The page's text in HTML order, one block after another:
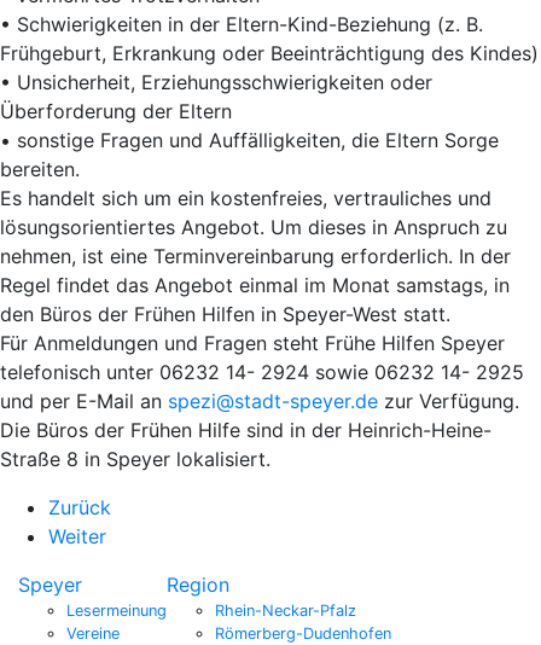
• Schwierigkeiten in der Eltern-Kind-Beziehung (z. B.
Frühgeburt, Erkrankung oder Beeinträchtigung des Kindes)
• Unsicherheit, Erziehungsschwierigkeiten oder
Überforderung der Eltern
• sonstige Fragen und Auffälligkeiten, die Eltern Sorge
bereiten.
Es handelt sich um ein kostenfreies, vertrauliches und
lösungsorientiertes Angebot. Um dieses in Anspruch zu
nehmen, ist eine Terminvereinbarung erforderlich. In der
Regel findet das Angebot einmal im Monat samstags, in
den Büros der Frühen Hilfen in Speyer-West statt.
Für Anmeldungen und Fragen steht Frühe Hilfen Speyer
telefonisch unter 06232 14- 2924 sowie 06232 14- 2925
und per E-Mail an spezi@stadt-speyer.de zur Verfügung.
Die Büros der Frühen Hilfe sind in der Heinrich-Heine-
Straße 8 in Speyer lokalisiert.
Zurück
Weiter
Speyer
Lesermeinung
Vereine
Region
Rhein-Neckar-Pfalz
Römerberg-Dudenhofen